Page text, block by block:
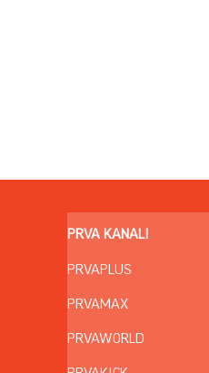
PRVA KANALI
PRVAPLUS
PRVAMAX
PRVAWORLD